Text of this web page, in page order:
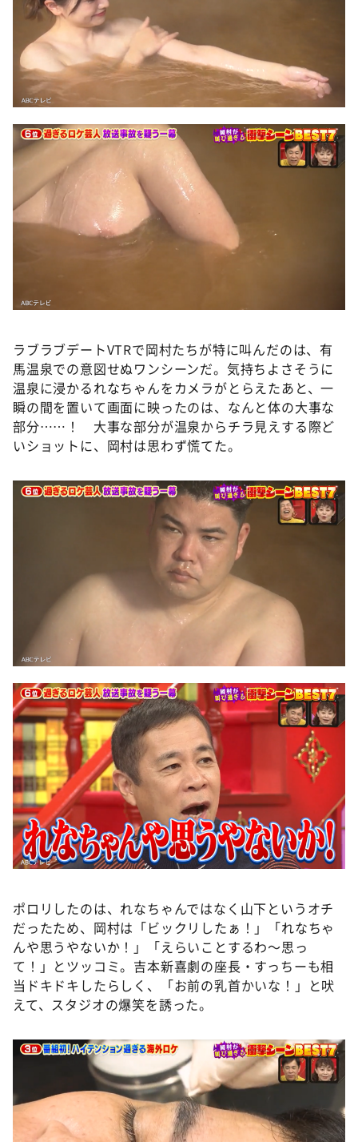
ラブラブデートVTRで岡村たちが特に叫んだのは、有
馬温泉での意図せぬワンシーンだ。気持ちよさそうに
温泉に浸かるれなちゃんをカメラがとらえたあと、一
瞬の間を置いて画面に映ったのは、なんと体の大事な
部分……！ 大事な部分が温泉からチラ見えする際ど
いショットに、岡村は思わず慌てた。
ポロリしたのは、れなちゃんではなく山下というオチ
だったため、岡村は「ビックリしたぁ！」「れなちゃ
んや思うやないか！」「えらいことするわ～思っ
て！」とツッコミ。吉本新喜劇の座長・すっちーも相
当ドキドキしたらしく、「お前の乳首かいな！」と吠
えて、スタジオの爆笑を誘った。